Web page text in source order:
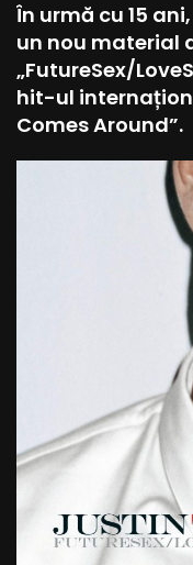
În urmă cu 15
un nou material
„FutureSex/
hit-ul
Comes Around”.